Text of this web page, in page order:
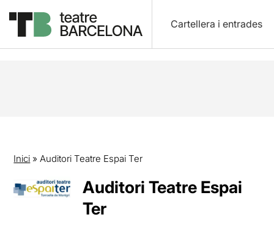
Cartellera i entrades
Inici »Auditori Teatre Espai Ter
Auditori Teatre Espai
Ter